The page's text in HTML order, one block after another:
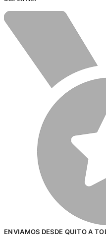
ENVIAMOS DESDE QUITO A